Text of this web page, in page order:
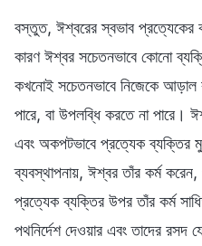
বস্তুত, ঈশ্বরের স্বভাব প্রত্যেকের
কারণ ঈশ্বর সচেতনভাবে কোনো
কখনোই সচেতনভাবে নিজেকে আড়াল
পারে, বা উপলব্ধি করতে না পারে।
এবং অকপটভাবে প্রত্যেক ব্যক্তির
ব্যবস্থাপনায়, ঈশ্বর তাঁর কর্ম
প্রত্যেক ব্যক্তির উপর তাঁর কর্ম
পথনির্দেশ দেওয়ার এবং তাদের রসদ